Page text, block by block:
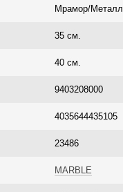
Мрамор/Металл
35 см.
40 см.
9403208000
4035644435105
23486
MARBLE